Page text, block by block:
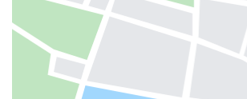
Propiedad libre de humo
Seguro
Snack bar